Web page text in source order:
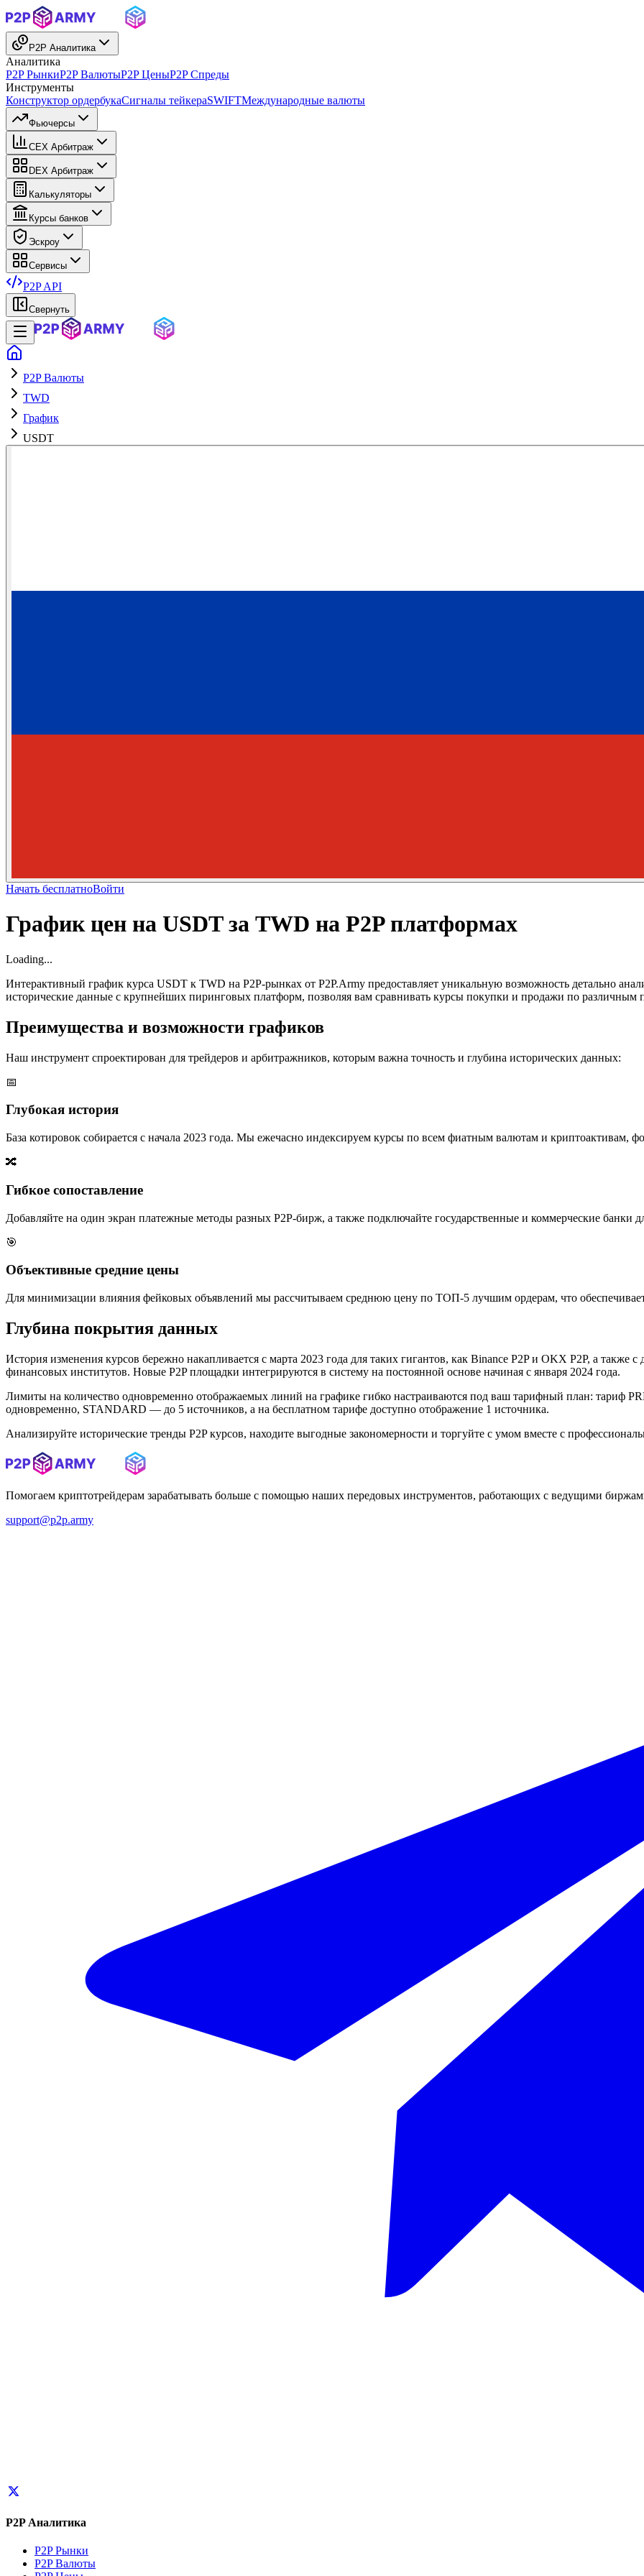
P2P Аналитика
Аналитика
P2P РынкиP2P ВалютыP2P ЦеныP2P Спреды
Инструменты
Конструктор ордербукаСигналы тейкераSWIFTМеждународные валюты
Фьючерсы
CEX Арбитраж
DEX Арбитраж
Калькуляторы
Курсы банков
Эскроу
Сервисы
P2P API
Свернуть
P2P Валюты
TWD
График
USDT
Начать бесплатноВойти
График цен на USDT за TWD на P2P платформах
Loading...
Интерактивный график курса USDT к TWD на P2P-рынках от P2P.Army предоставляет уникальную возможность детально
исторические данные с крупнейших пиринговых платформ, позволяя вам сравнивать курсы покупки и продажи по различным
Преимущества и возможности графиков
Наш инструмент спроектирован для трейдеров и арбитражников, которым важна точность и глубина исторических данных:
📅
Глубокая история
База котировок собирается с начала 2023 года. Мы ежечасно индексируем курсы по всем фиатным валютам и криптоактивам,
🔀
Гибкое сопоставление
Добавляйте на один экран платежные методы разных P2P-бирж, а также подключайте государственные и коммерческие банки
🎯
Объективные средние цены
Для минимизации влияния фейковых объявлений мы рассчитываем среднюю цену по ТОП-5 лучшим ордерам, что
Глубина покрытия данных
История изменения курсов бережно накапливается с марта 2023 года для таких гигантов, как Binance P2P и OKX P2P, а также
финансовых институтов. Новые P2P площадки интегрируются в систему на постоянной основе начиная с января 2024 года.
Лимиты на количество одновременно отображаемых линий на графике гибко настраиваются под ваш тарифный план: тариф
одновременно, STANDARD — до 5 источников, а на бесплатном тарифе доступно отображение 1 источника.
Анализируйте исторические тренды P2P курсов, находите выгодные закономерности и торгуйте с умом вместе с
Помогаем криптотрейдерам зарабатывать больше с помощью наших передовых инструментов, работающих с ведущими
support@p2p.army
P2P Аналитика
P2P Рынки
P2P Валюты